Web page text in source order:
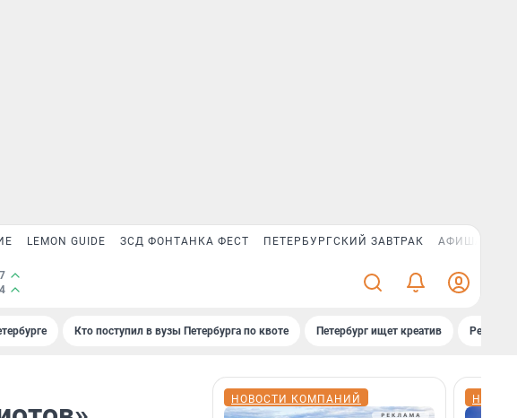
LEMON GUIDE ЗСД ФОНТАНКА ФЕСТ ПЕТЕРБУРГСКИЙ ЗАВТРАК АФИША PLUS
Кто поступил в вузы Петербурга по квоте Петербург ищет креатив
НОВОСТИ КОМПАНИЙ